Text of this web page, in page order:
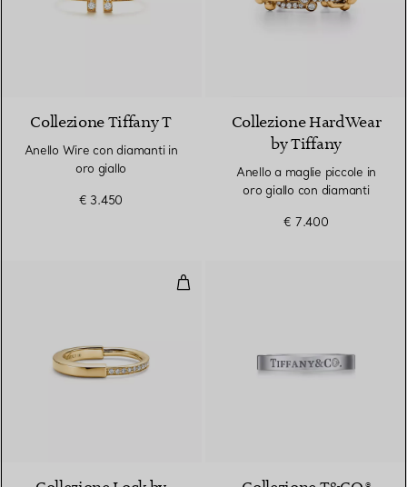
Collezione Tiffany T
Anello Wire con diamanti in
oro giallo
€ 3.450
Collezione HardWear
by Tiffany
Anello a maglie piccole in
oro giallo con diamanti
€ 7.400
Anello in oro giallo con diamanti